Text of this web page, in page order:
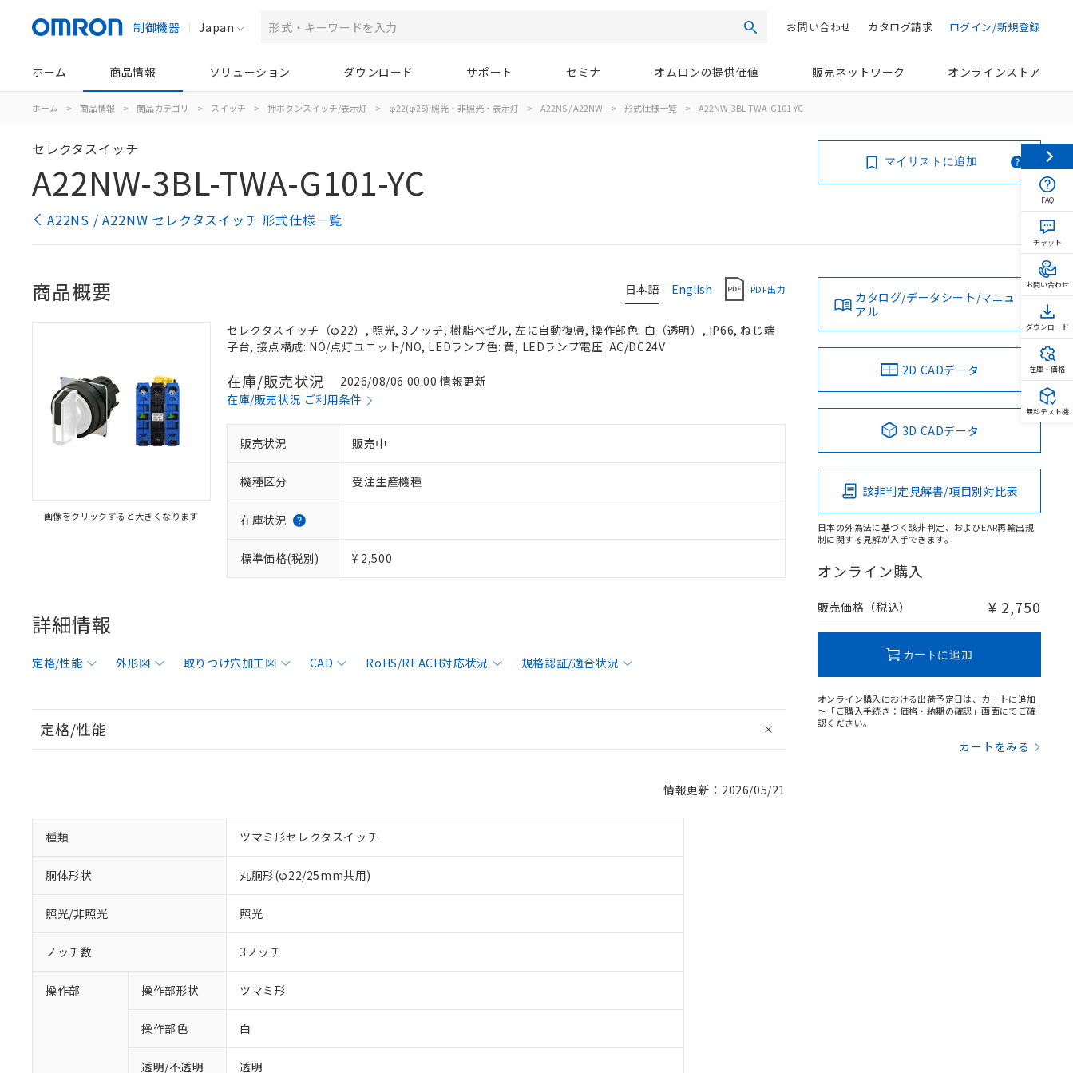
制御機器 Japan 検索 ログイン/新規登録
カタログ請求
お問い合わせ
ホーム 商品情報 ソリューション ダウンロード サポート セミナ オムロンの提供価値 販売ネットワーク オンラインストア
ホーム > 商品情報 > 商品カテゴリ > スイッチ > 押ボタンスイッチ/表示灯 > φ22(φ25):照光・非照光・表示灯 > A22NS / A22NW > 形式仕様一覧 > A22NW-3BL-TWA-G101-YC
セレクタスイッチ
A22NW-3BL-TWA-G101-YC
A22NS / A22NW セレクタスイッチ 形式仕様一覧
マイリストに追加
日本語 English PDF出力
商品概要
画像をクリックすると大きくなります
セレクタスイッチ（φ22）, 照光, 3ノッチ, 樹脂ベゼル, 左に自動復帰, 操作部色: 白（透明）, IP66, ねじ端
子台, 接点構成: NO/点灯ユニット/NO, LEDランプ色: 黄, LEDランプ電圧: AC/DC24V
在庫/販売状況
2026/08/06 00:00 情報更新
在庫/販売状況 ご利用条件
販売状況 販売中
機種区分 受注生産機種
在庫状況
標準価格(税別) ¥ 2,500
詳細情報
定格/性能 外形図 取りつけ穴加工図 CAD RoHS/REACH対応状況 規格認証/適合状況
定格/性能
情報更新：2026/05/21
種類 ツマミ形セレクタスイッチ
胴体形状 丸胴形(φ22/25mm共用)
照光/非照光 照光
ノッチ数 3ノッチ
操作部 操作部形状 ツマミ形
操作部色 白
透明/不透明 透明
カタログ/データシート/マニュ
アル
2D CADデータ
3D CADデータ
該非判定見解書/項目別対比表
日本の外為法に基づく該非判定、およびEAR再輸出規
制に関する見解が入手できます。
オンライン購入
販売価格（税込） ¥ 2,750
カートに追加
オンライン購入における出荷予定日は、カートに追加
～「ご購入手続き：価格・納期の確認」画面にてご確
認ください。
カートをみる
FAQ
チャット
お問い合わせ
ダウンロード
在庫・価格
無料テスト機